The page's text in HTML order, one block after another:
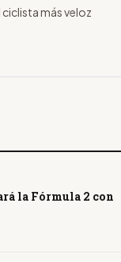
más veloz
la Fórmula 2 con